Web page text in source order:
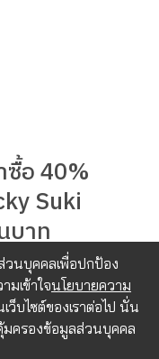
ซื้อ 40%
Suki
บาท
วนบุคคลเพื่อปกป้อง
เข้าใจนโยบายความ
ว็บไซต์ของเราต่อไป นั่น
มครองข้อมูลส่วนบุคคล